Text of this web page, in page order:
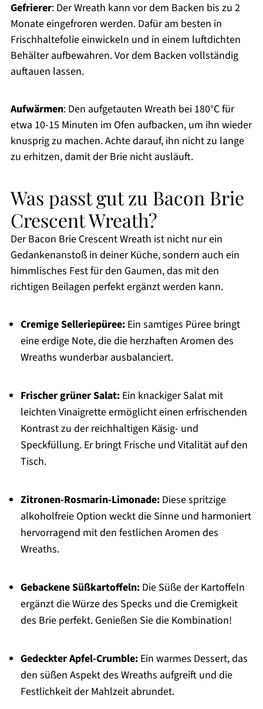
Gefrierer: Der Wreath kann vor dem Backen bis zu 2
Monate eingefroren werden. Dafür am besten in
Frischhaltefolie einwickeln und in einem luftdichten
Behälter aufbewahren. Vor dem Backen vollständig
auftauen lassen.
Aufwärmen: Den aufgetauten Wreath bei 180°C für
etwa 10-15 Minuten im Ofen aufbacken, um ihn wieder
knusprig zu machen. Achte darauf, ihn nicht zu lange
zu erhitzen, damit der Brie nicht ausläuft.
Was passt gut zu Bacon Brie
Crescent Wreath?
Der Bacon Brie Crescent Wreath ist nicht nur ein
Gedankenanstoß in deiner Küche, sondern auch ein
himmlisches Fest für den Gaumen, das mit den
richtigen Beilagen perfekt ergänzt werden kann.
Cremige Selleriepüree:Ein samtiges Püree bringt
eine erdige Note, die die herzhaften Aromen des
Wreaths wunderbar ausbalanciert.
Frischer grüner Salat:Ein knackiger Salat mit
leichten Vinaigrette ermöglicht einen erfrischenden
Kontrast zu der reichhaltigen Käsig- und
Speckfüllung. Er bringt Frische und Vitalität auf den
Tisch.
Zitronen-Rosmarin-Limonade:Diese spritzige
alkoholfreie Option weckt die Sinne und harmoniert
hervorragend mit den festlichen Aromen des
Wreaths.
Gebackene Süßkartoffeln:Die Süße der Kartoffeln
ergänzt die Würze des Specks und die Cremigkeit
des Brie perfekt. Genießen Sie die Kombination!
Gedeckter Apfel-Crumble:Ein warmes Dessert, das
den süßen Aspekt des Wreaths aufgreift und die
Festlichkeit der Mahlzeit abrundet.